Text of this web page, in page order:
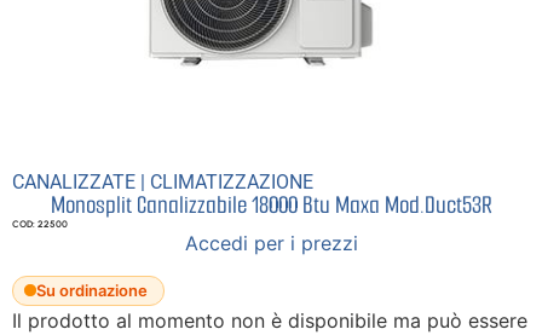
CANALIZZATE | CLIMATIZZAZIONE
Monosplit Canalizzabile 18000 Btu Maxa Mod.Duct53R
COD: 22500
Accedi per i prezzi
Su ordinazione
Il prodotto al momento non è disponibile ma può essere